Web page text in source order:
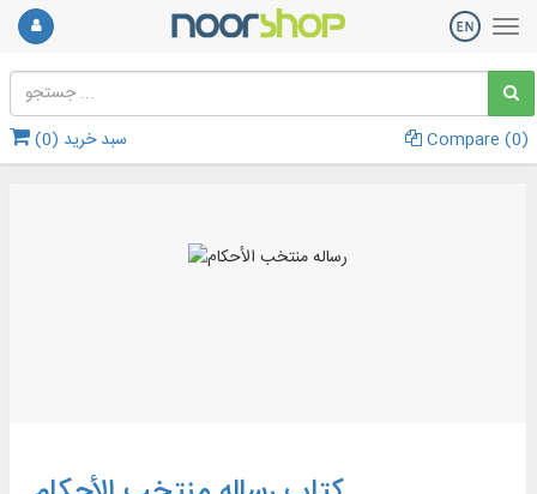
سبد خرید (0
) Compare (0)